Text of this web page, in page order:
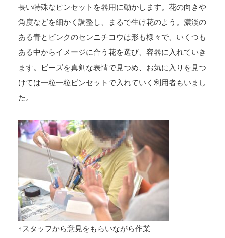
長い特殊なピンセットを器用に動かします。花の向きや
角度などを細かく調整し、まるで生け花のよう。濃淡の
ある青とピンクのセンニチコウは形も様々で、いくつも
ある中からイメージに合う花を選び、容器に入れていき
ます。ビーズを真剣な表情で見つめ、お気に入りを見つ
けては一粒一粒ピンセットで入れていく利用者もいまし
た。
↑スタッフから意見をもらいながら作業